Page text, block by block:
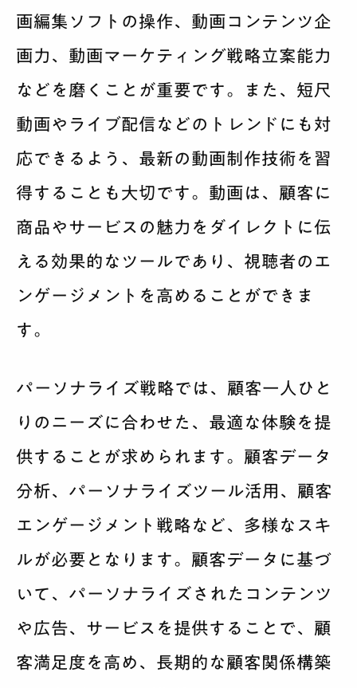
画編集ソフトの操作、動画コンテンツ企
画力、動画マーケティング戦略立案能力
などを磨くことが重要です。また、短尺
動画やライブ配信などのトレンドにも対
応できるよう、最新の動画制作技術を習
得することも大切です。動画は、顧客に
商品やサービスの魅力をダイレクトに伝
える効果的なツールであり、視聴者のエ
ンゲージメントを高めることができま
す。
パーソナライズ戦略では、顧客一人ひと
りのニーズに合わせた、最適な体験を提
供することが求められます。顧客データ
分析、パーソナライズツール活用、顧客
エンゲージメント戦略など、多様なスキ
ルが必要となります。顧客データに基づ
いて、パーソナライズされたコンテンツ
や広告、サービスを提供することで、顧
客満足度を高め、長期的な顧客関係構築